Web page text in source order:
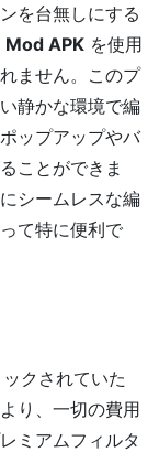
を台無しにする
APK を使用
ません。このプ
静かな環境で編
ップアップやバ
ことができま
シームレスな編
て特に便利で
クされていた
り、一切の費用
ミアムフィルタ